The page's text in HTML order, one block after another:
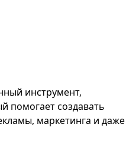
инструмент,
помогает создавать
маркетинга и даже